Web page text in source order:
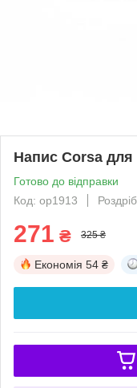
Напис Corsa для
Готово до відправки
Код: op1913
Роздріб
271 ₴ 325 ₴
Економія 54 ₴